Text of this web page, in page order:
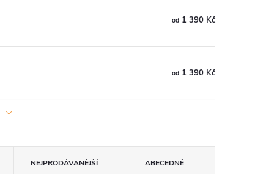
od 1 390 Kč
od 1 390 Kč
NEJPRODÁVANĚJŠÍ ABECEDNĚ